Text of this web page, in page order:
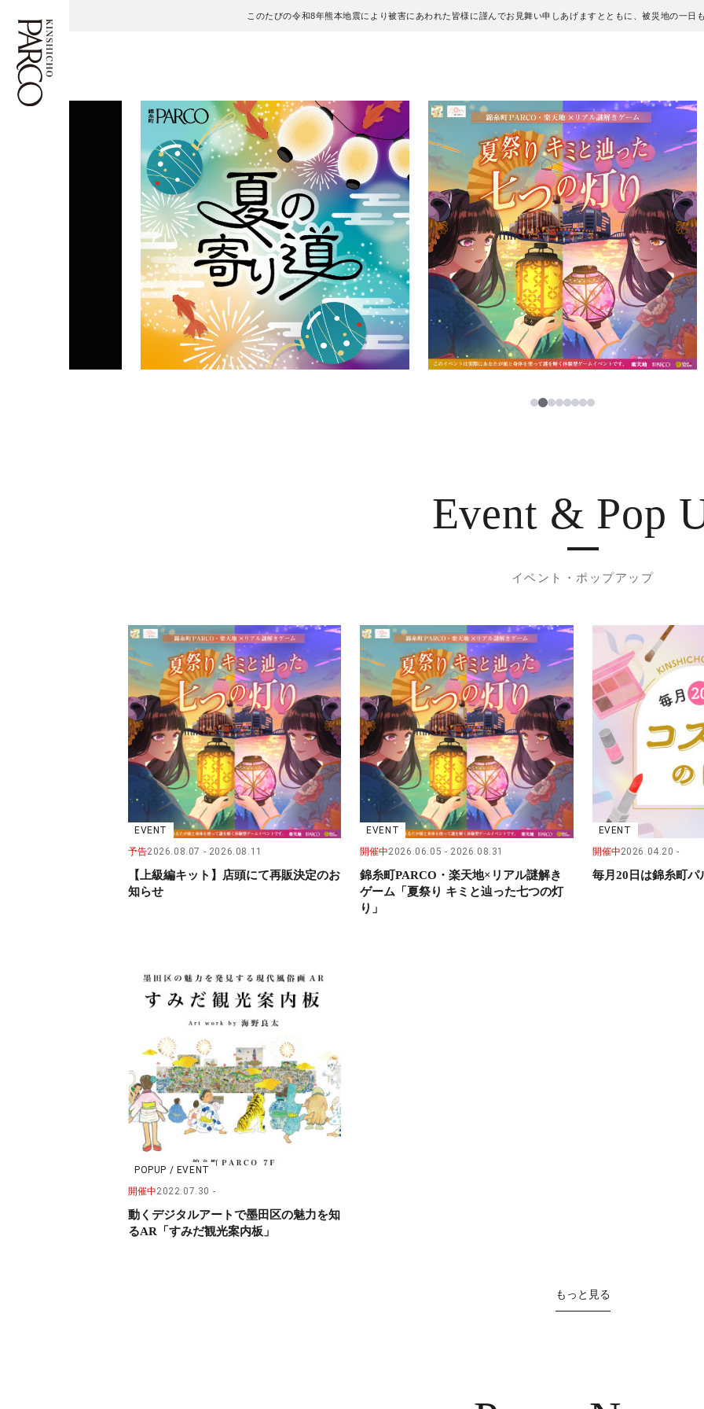
このたびの令和8年熊本地震により被害にあわれた皆様に謹んでお見舞い申しあげますとともに、被災地の一日
フロアガイド
施設案内・アクセス
イベント・ポップアップ
レストラン・カフェ
TAX FREE
12345678
Event & Pop
イベント・ポップアップ
EVENT
予告2026.08.07 2026.08.11
【上級編キット】店頭にて再販決定のお
知らせ
EVENT
開催中2026.06.05 2026.08.31
錦糸町PARCO・楽天地×リアル謎解き
ゲーム「夏祭り キミと辿った七つの灯
り」
EVENT
開催中2026.04.20
毎月20日は錦糸町パ
POPUP / EVENT
開催中2022.07.30
動くデジタルアートで墨田区の魅力を知
るAR「すみだ観光案内板」
もっと見る